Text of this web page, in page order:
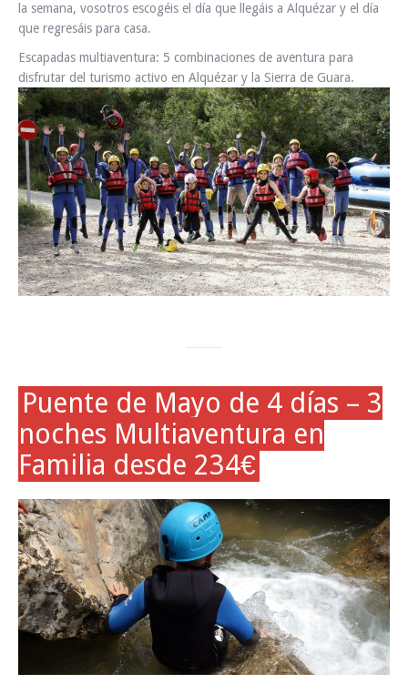
la semana, vosotros escogéis el día que llegáis a Alquézar y el día
que regresáis para casa.
Escapadas multiaventura: 5 combinaciones de aventura para
disfrutar del turismo activo en Alquézar y la Sierra de Guara.
Puente de Mayo de 4 días – 3
noches Multiaventura en
Familia desde 234€